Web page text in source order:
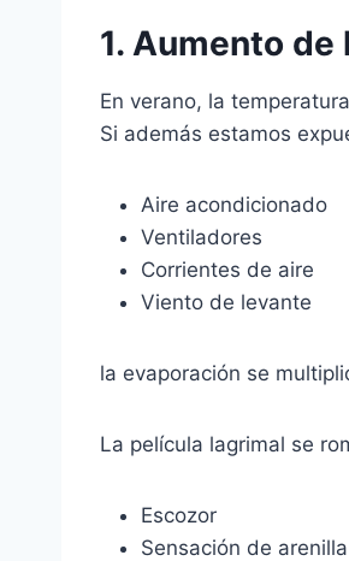
1. Aumento
En verano, la
Si además estamos
Aire acondicionado
Ventiladores
Corrientes de aire
Viento de levante
la evaporación se
La película lagrimal se
Escozor
Sensación de arenilla